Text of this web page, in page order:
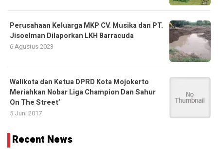
Perusahaan Keluarga MKP CV. Musika dan PT.
Jisoelman Dilaporkan LKH Barracuda
6 Agustus 2023
Walikota dan Ketua DPRD Kota Mojokerto
Meriahkan Nobar Liga Champion Dan Sahur
On The Street’
5 Juni 2017
Recent News